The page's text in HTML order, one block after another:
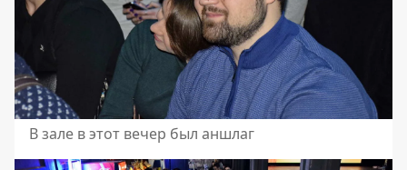
В зале в этот вечер был аншлаг